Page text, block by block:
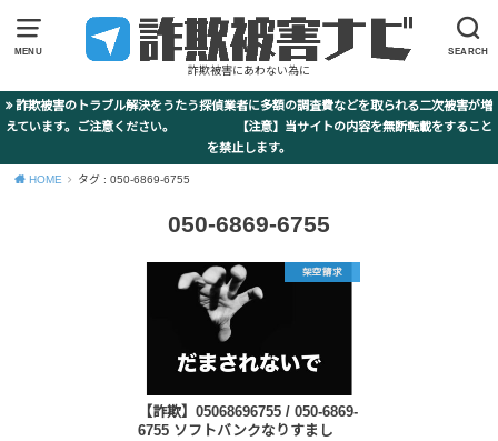
MENU SEARCH
詐欺被害にあわない為に
詐欺被害のトラブル解決をうたう探偵業者に多額の調査費などを取られる二次被害が増
えています。ご注意ください。 【注意】当サイトの内容を無断転載をすること
を禁止します。
HOME タグ : 050-6869-6755
050-6869-6755
架空請求
【詐欺】05068696755 / 050-6869-
6755 ソフトバンクなりすまし